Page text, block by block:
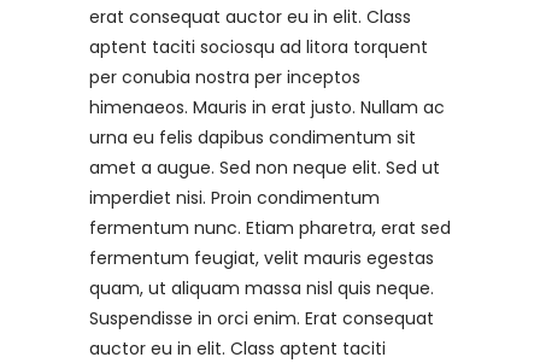
erat consequat auctor eu in elit. Class
aptent taciti sociosqu ad litora torquent
per conubia nostra per inceptos
himenaeos. Mauris in erat justo. Nullam ac
urna eu felis dapibus condimentum sit
amet a augue. Sed non neque elit. Sed ut
imperdiet nisi. Proin condimentum
fermentum nunc. Etiam pharetra, erat sed
fermentum feugiat, velit mauris egestas
quam, ut aliquam massa nisl quis neque.
Suspendisse in orci enim. Erat consequat
auctor eu in elit. Class aptent taciti